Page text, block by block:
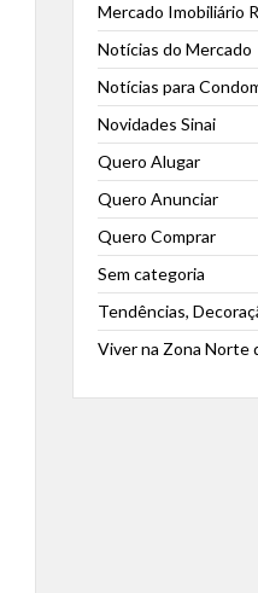
Mercado Imobiliário
Notícias do Mercado
Notícias para
Novidades Sinai
Quero Alugar
Quero Anunciar
Quero Comprar
Sem categoria
Tendências,
Viver na Zona Norte